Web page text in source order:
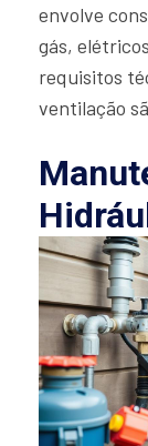
envolve
gás,
requisitos
ventilação